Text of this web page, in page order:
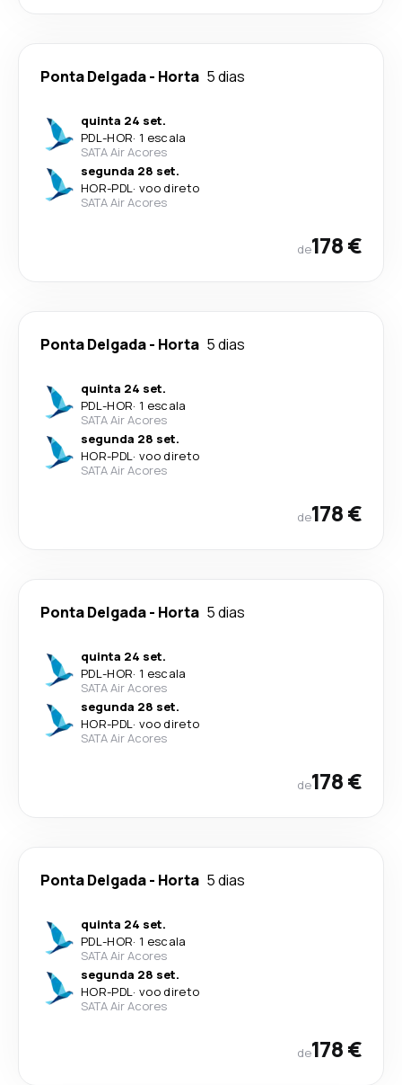
Ponta Delgada- Horta 5 dias
quinta 24 set.
PDL-HOR· 1 escala
SATA Air Acores
segunda 28 set.
HOR-PDL· voo direto
SATA Air Acores
de178 €
Ponta Delgada- Horta 5 dias
quinta 24 set.
PDL-HOR· 1 escala
SATA Air Acores
segunda 28 set.
HOR-PDL· voo direto
SATA Air Acores
de178 €
Ponta Delgada- Horta 5 dias
quinta 24 set.
PDL-HOR· 1 escala
SATA Air Acores
segunda 28 set.
HOR-PDL· voo direto
SATA Air Acores
de178 €
Ponta Delgada- Horta 5 dias
quinta 24 set.
PDL-HOR· 1 escala
SATA Air Acores
segunda 28 set.
HOR-PDL· voo direto
SATA Air Acores
de178 €